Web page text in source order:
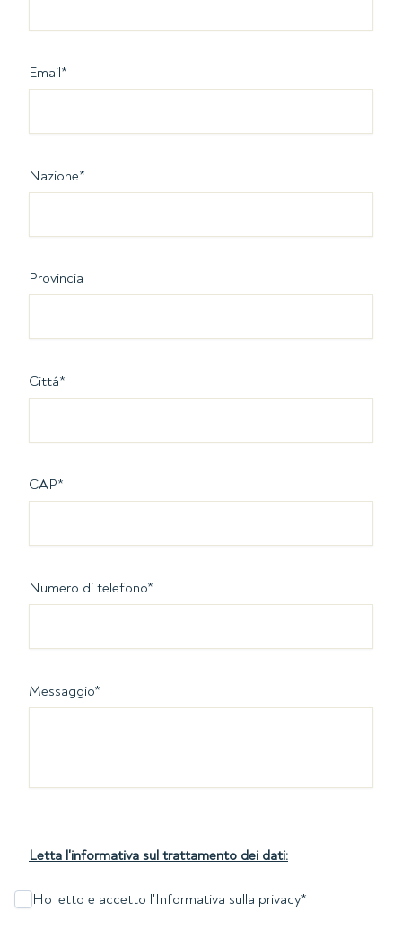
Email*
Nazione*
Provincia
Cittá*
CAP*
Numero di telefono*
Messaggio*
Letta l'informativa sul trattamento dei dati:
Ho letto e accetto l'Informativa sulla privacy*